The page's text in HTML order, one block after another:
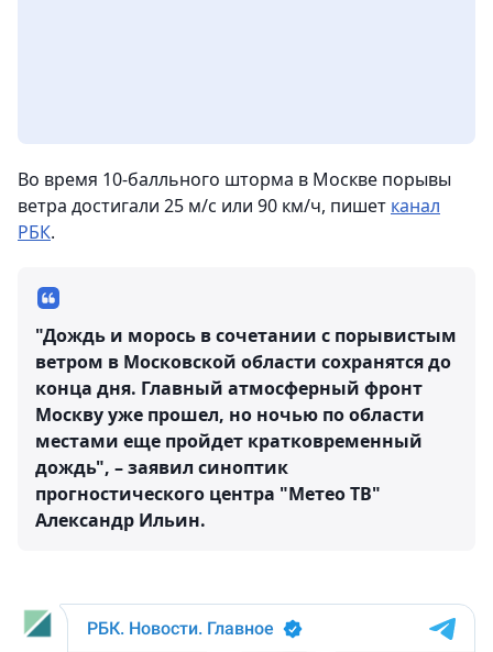
Во время 10-балльного шторма в Москве порывы
ветра достигали 25 м/с или 90 км/ч, пишет канал
РБК.
"Дождь и морось в сочетании с порывистым
ветром в Московской области сохранятся до
конца дня. Главный атмосферный фронт
Москву уже прошел, но ночью по области
местами еще пройдет кратковременный
дождь", – заявил синоптик
прогностического центра "Метео ТВ"
Александр Ильин.